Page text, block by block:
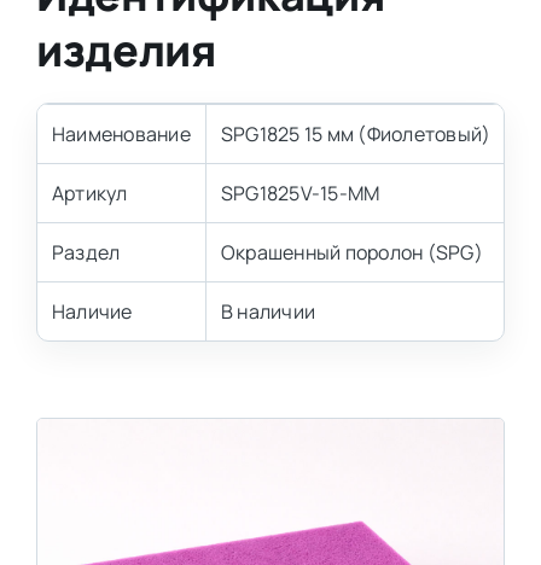
изделия
Наименование SPG1825 15 мм (Фиолетовый)
Артикул SPG1825V-15-MM
Раздел Окрашенный поролон (SPG)
Наличие В наличии